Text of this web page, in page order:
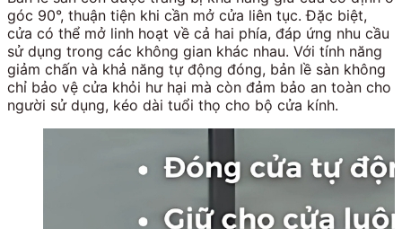
góc 90°, thuận tiện khi cần mở cửa liên tục. Đặc biệt,
cửa có thể mở linh hoạt về cả hai phía, đáp ứng nhu cầu
sử dụng trong các không gian khác nhau. Với tính năng
giảm chấn và khả năng tự động đóng, bản lề sàn không
chỉ bảo vệ cửa khỏi hư hại mà còn đảm bảo an toàn cho
người sử dụng, kéo dài tuổi thọ cho bộ cửa kính.